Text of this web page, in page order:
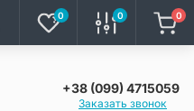
0 0 0
+38 (099) 4715059
Заказать звонок